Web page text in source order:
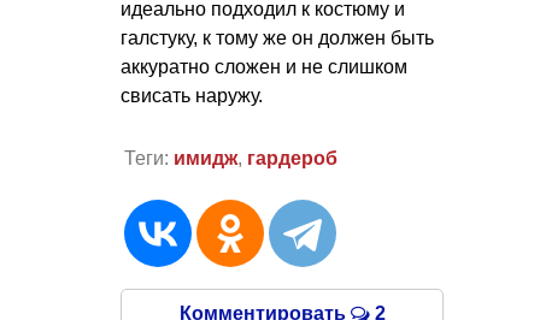
идеально подходил к костюму и
галстуку, к тому же он должен быть
аккуратно сложен и не слишком
свисать наружу.
Теги: имидж, гардероб
Комментировать 2